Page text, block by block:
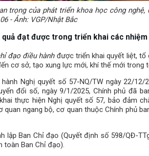
trọng của phát triển khoa học công
- Ảnh: VGP/Nhật Bắc
đạt được trong triển khai các nhiệm
đạo điều hành được triển khai quyết liệt,
cơ sở, tạo xung lực mới, khí thế mới trong
Nghị quyết số 57-NQ/TW ngày 22/
đổi số, ngày 9/1/2025, Chính phủ đã
thực hiện Nghị quyết số 57, bảo đảm
ngang bộ, cơ quan thuộc Chính phủ
lập Ban Chỉ đạo (Quyết định số 598/QĐ-
toàn Ban Chỉ đạo).